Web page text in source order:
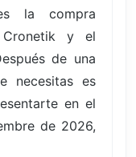
la compra
y el
de una
necesitas es
en el
de 2026,